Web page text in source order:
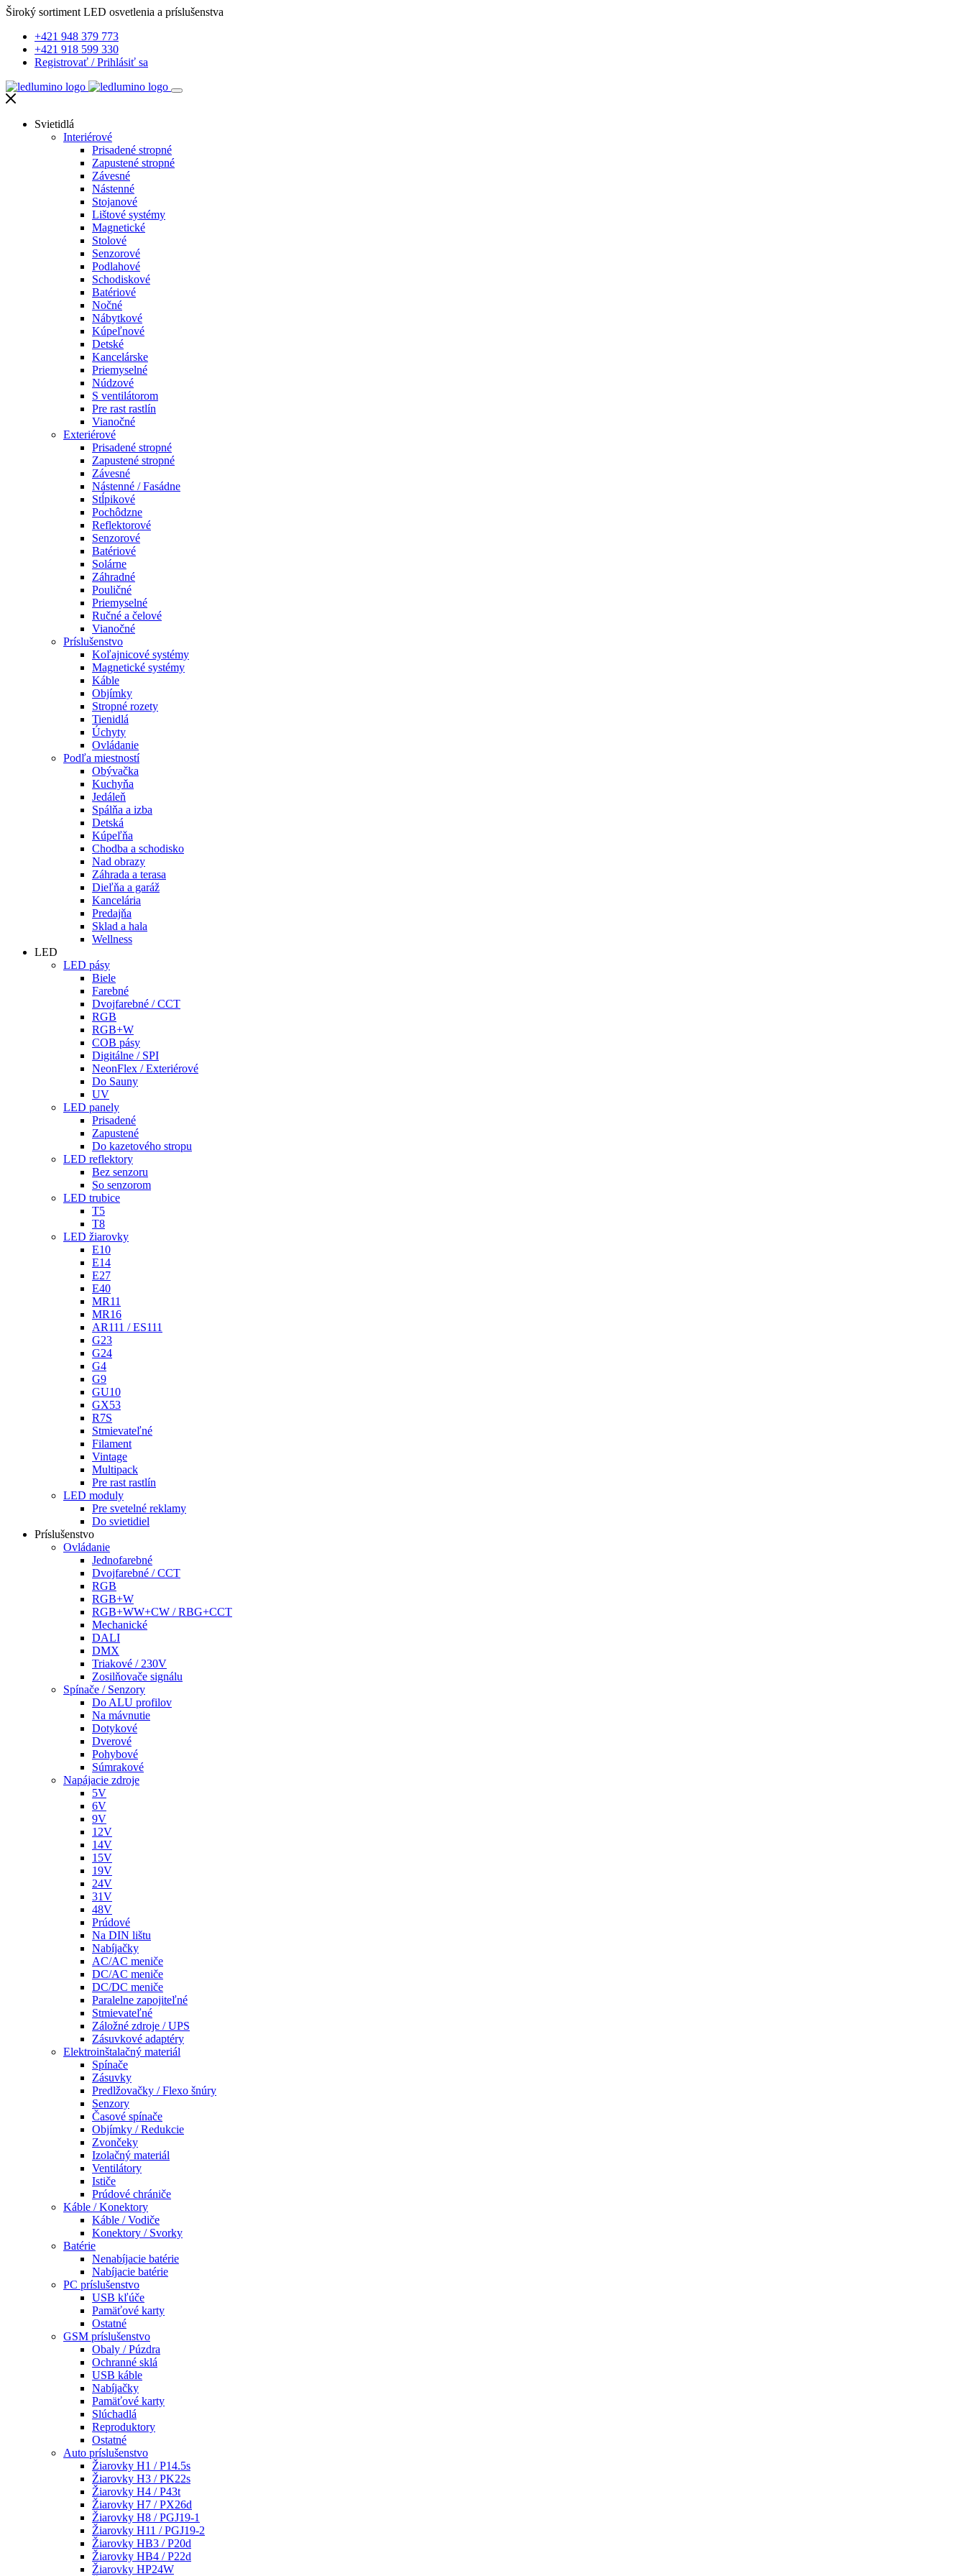
Široký sortiment LED osvetlenia a príslušenstva
+421 948 379 773
+421 918 599 330
Registrovať /Prihlásiť sa
Svietidlá
Interiérové
Prisadené stropné
Zapustené stropné
Závesné
Nástenné
Stojanové
Lištové systémy
Magnetické
Stolové
Senzorové
Podlahové
Schodiskové
Batériové
Nočné
Nábytkové
Kúpeľnové
Detské
Kancelárske
Priemyselné
Núdzové
S ventilátorom
Pre rast rastlín
Vianočné
Exteriérové
Prisadené stropné
Zapustené stropné
Závesné
Nástenné / Fasádne
Stĺpikové
Pochôdzne
Reflektorové
Senzorové
Batériové
Solárne
Záhradné
Pouličné
Priemyselné
Ručné a čelové
Vianočné
Príslušenstvo
Koľajnicové systémy
Magnetické systémy
Káble
Objímky
Stropné rozety
Tienidlá
Úchyty
Ovládanie
Podľa miestností
Obývačka
Kuchyňa
Jedáleň
Spálňa a izba
Detská
Kúpeľňa
Chodba a schodisko
Nad obrazy
Záhrada a terasa
Dieľňa a garáž
Kancelária
Predajňa
Sklad a hala
Wellness
LED
LED pásy
Biele
Farebné
Dvojfarebné / CCT
RGB
RGB+W
COB pásy
Digitálne / SPI
NeonFlex / Exteriérové
Do Sauny
UV
LED panely
Prisadené
Zapustené
Do kazetového stropu
LED reflektory
Bez senzoru
So senzorom
LED trubice
T5
T8
LED žiarovky
E10
E14
E27
E40
MR11
MR16
AR111 / ES111
G23
G24
G4
G9
GU10
GX53
R7S
Stmievateľné
Filament
Vintage
Multipack
Pre rast rastlín
LED moduly
Pre svetelné reklamy
Do svietidiel
Príslušenstvo
Ovládanie
Jednofarebné
Dvojfarebné / CCT
RGB
RGB+W
RGB+WW+CW / RBG+CCT
Mechanické
DALI
DMX
Triakové / 230V
Zosilňovače signálu
Spínače / Senzory
Do ALU profilov
Na mávnutie
Dotykové
Dverové
Pohybové
Súmrakové
Napájacie zdroje
5V
6V
9V
12V
14V
15V
19V
24V
31V
48V
Prúdové
Na DIN lištu
Nabíjačky
AC/AC meniče
DC/AC meniče
DC/DC meniče
Paralelne zapojiteľné
Stmievateľné
Záložné zdroje / UPS
Zásuvkové adaptéry
Elektroinštalačný materiál
Spínače
Zásuvky
Predlžovačky / Flexo šnúry
Senzory
Časové spínače
Objímky / Redukcie
Zvončeky
Izolačný materiál
Ventilátory
Ističe
Prúdové chrániče
Káble / Konektory
Káble / Vodiče
Konektory / Svorky
Batérie
Nenabíjacie batérie
Nabíjacie batérie
PC príslušenstvo
USB kľúče
Pamäťové karty
Ostatné
GSM príslušenstvo
Obaly / Púzdra
Ochranné sklá
USB káble
Nabíjačky
Pamäťové karty
Slúchadlá
Reproduktory
Ostatné
Auto príslušenstvo
Žiarovky H1 / P14.5s
Žiarovky H3 / PK22s
Žiarovky H4 / P43t
Žiarovky H7 / PX26d
Žiarovky H8 / PGJ19-1
Žiarovky H11 / PGJ19-2
Žiarovky HB3 / P20d
Žiarovky HB4 / P22d
Žiarovky HP24W